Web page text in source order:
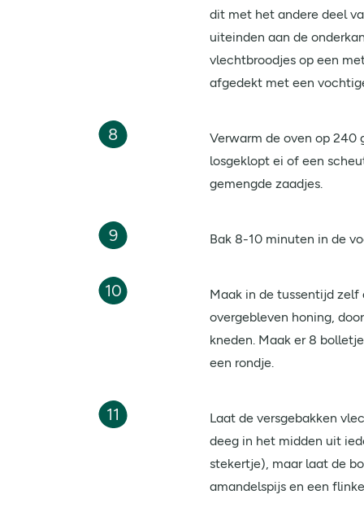
dit met het andere deel
uiteinden aan de
vlechtbroodjes op een
afgedekt met een
8
Verwarm de oven op 240
losgeklopt ei of een
gemengde zaadjes.
9 Bak 8-10 minuten in de
10
Maak in de tussentijd
overgebleven honing,
kneden. Maak er 8
een rondje.
11
Laat de versgebakken
deeg in het midden uit
stekertje), maar laat de
amandelspijs en een